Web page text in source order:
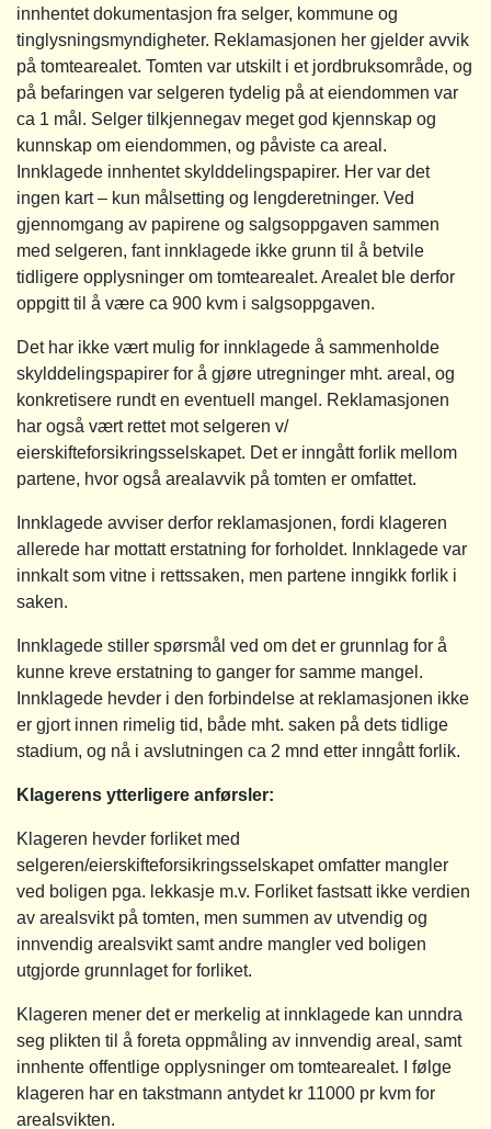
innhentet dokumentasjon fra selger, kommune og
tinglysningsmyndigheter. Reklamasjonen her gjelder avvik
på tomtearealet. Tomten var utskilt i et jordbruksområde, og
på befaringen var selgeren tydelig på at eiendommen var
ca 1 mål. Selger tilkjennegav meget god kjennskap og
kunnskap om eiendommen, og påviste ca areal.
Innklagede innhentet skylddelingspapirer. Her var det
ingen kart – kun målsetting og lengderetninger. Ved
gjennomgang av papirene og salgsoppgaven sammen
med selgeren, fant innklagede ikke grunn til å betvile
tidligere opplysninger om tomtearealet. Arealet ble derfor
oppgitt til å være ca 900 kvm i salgsoppgaven.
Det har ikke vært mulig for innklagede å sammenholde
skylddelingspapirer for å gjøre utregninger mht. areal, og
konkretisere rundt en eventuell mangel. Reklamasjonen
har også vært rettet mot selgeren v/
eierskifteforsikringsselskapet. Det er inngått forlik mellom
partene, hvor også arealavvik på tomten er omfattet.
Innklagede avviser derfor reklamasjonen, fordi klageren
allerede har mottatt erstatning for forholdet. Innklagede var
innkalt som vitne i rettssaken, men partene inngikk forlik i
saken.
Innklagede stiller spørsmål ved om det er grunnlag for å
kunne kreve erstatning to ganger for samme mangel.
Innklagede hevder i den forbindelse at reklamasjonen ikke
er gjort innen rimelig tid, både mht. saken på dets tidlige
stadium, og nå i avslutningen ca 2 mnd etter inngått forlik.
Klagerens ytterligere anførsler:
Klageren hevder forliket med
selgeren/eierskifteforsikringsselskapet omfatter mangler
ved boligen pga. lekkasje m.v. Forliket fastsatt ikke verdien
av arealsvikt på tomten, men summen av utvendig og
innvendig arealsvikt samt andre mangler ved boligen
utgjorde grunnlaget for forliket.
Klageren mener det er merkelig at innklagede kan unndra
seg plikten til å foreta oppmåling av innvendig areal, samt
innhente offentlige opplysninger om tomtearealet. I følge
klageren har en takstmann antydet kr 11000 pr kvm for
arealsvikten.